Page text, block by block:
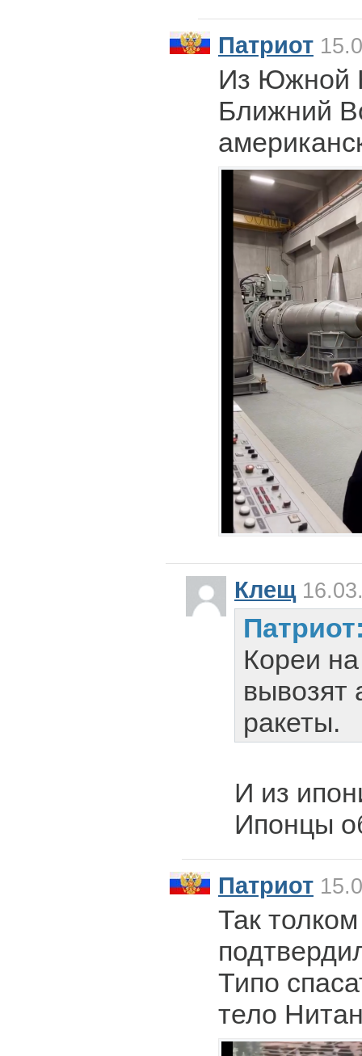
Патриот
Из Южной
Ближний
Клещ
Кореи
вывозят
ракеты.
И из
Ипонцы
Патриот
Так
Типо
тело